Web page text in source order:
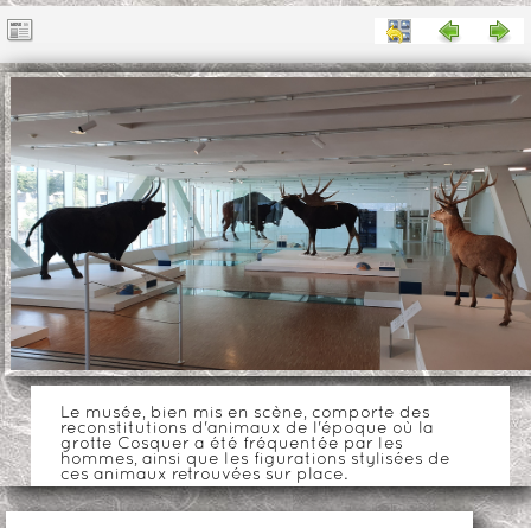
Le musée, bien mis en scène, comporte des
reconstitutions d'animaux de l'époque où la
grotte Cosquer a été fréquentée par les
hommes, ainsi que les figurations stylisées de
ces animaux retrouvées sur place.